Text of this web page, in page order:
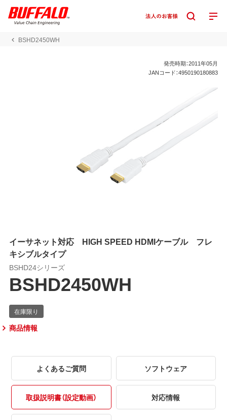
BSHD2450WH
発売時期：2011年05月
JANコード：4950190180883
イーサネット対応 HIGH SPEED HDMIケーブル フレ
キシブルタイプ
BSHD24シリーズ
BSHD2450WH
商品情報
よくあるご質問 ソフトウェア
取扱説明書（設定動画） 対応情報